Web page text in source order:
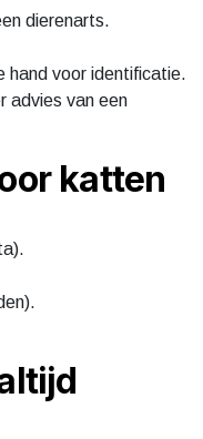
dierenarts.
hand voor identificatie.
advies van een
katten